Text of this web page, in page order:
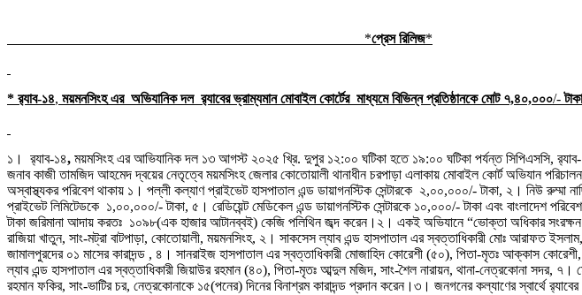
*প্রেস রিলিজ*
* র‌্যাব-১৪, ময়মনসিংহ এর অভিযানিক দল র‌্যাবের ভ্রাম্যমান মোবাইল কোর্টের মাধ্যমে বিভিন্ন প্রতিষ্ঠানকে মোট ৭,৪০,০০০/-
১। র‌্যাব-১৪, ময়মসিংহ এর আভিযানিক দল ১৩ আগস্ট ২০২৫ খ্রি. দুপুর ১২:০০ ঘটিকা হতে ১৯:০০ ঘটিকা পর্যন্ত সিপিএসসি,
জনাব কাজী তামজিদ আহমেদ দ্বয়ের নেতৃত্বে ময়মসিংহ জেলার কোতোয়ালী থানাধীন চরপাড়া এলাকায় মোবাইল কোর্ট অভিযান
অস্বাস্থ্যকর পরিবেশ থাকায় ১। পল্লী কল্যাণ প্রাইভেট হাসপাতাল এন্ড ডায়াগনস্টিক সেন্টারকে ২,০০,০০০/- টাকা, ২। নিউ রুম্মা
প্রাইভেট লিমিটেডকে ১,০০,০০০/- টাকা, ৫। রেডিয়েন্ট মেডিকেল এন্ড ডায়াগনস্টিক সেন্টারকে ১০,০০০/- টাকা এবং বাংলাদেশ
টাকা জরিমানা আদায় করতঃ ১০৯৮(এক হাজার আটানব্বই) কেজি পলিথিন জব্দ করেন।২। একই অভিযানে “ভোক্তা অধিকার
রাজিয়া খাতুন, সাং-মট্রা বাটপাড়া, কোতোয়ালী, ময়মনসিংহ, ২। সাকসেস ল্যাব এন্ড হাসপাতাল এর স্বত্তাধিকারী মোঃ আরাফত
জামালপুরদের ০১ মাসের কারাদন্ড , ৪। সানরাইজ হাসপাতাল এর স্বত্তাধিকারী মোজাহিদ কোরেশী (৫০), পিতা-মৃতঃ আক্কাস
ল্যাব এন্ড হাসপাতাল এর স্বত্তাধিকারী জিয়াউর রহমান (৪০), পিতা-মৃতঃ আব্দুল মজিদ, সাং-শৈল নারায়ন, থানা-নেত্রকোনা সদর,
রহমান ফকির, সাং-ভাটির চর, নেত্রকোনাকে ১৫(পনের) দিনের বিনাশ্রম কারাদন্ড প্রদান করেন।৩। জনগনের কল্যাণের স্বার্থে